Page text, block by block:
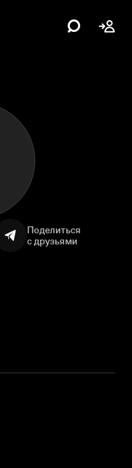
Поделиться
с друзьями